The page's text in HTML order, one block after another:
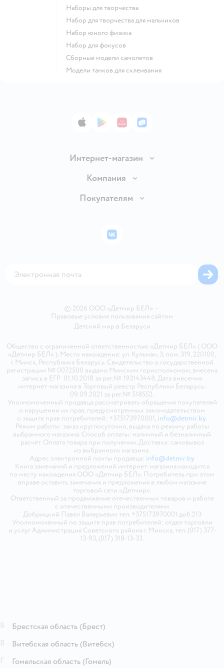
Наборы для творчества
Набор для творчества для мальчиков
Набор юного физика
Набор для фокусов
Сборные модели самолетов
Модели танков для склеивания
App StoreGoogle Play
AppGallery
RuStore
Интернет-магазин
Доставка и оплата
Правила продажи
Политика использования файлов cookie
Компания
Вакансии
Покупателям
Бонусные карты
© 2026 ООО «Детмир БЕЛ» •
Правовые условия пользования сайтом
Детский мир в Беларуси
Общество с ограниченной ответственностью «Детмир БЕЛ» ( ООО
«Детмир БЕЛ» ). Место нахождения: ул. Кульман, 3, пом. 319, 220100,
г. Минск, Республика Беларусь. Свидетельство о государственной
регистрации № 0072500 выдано Минским горисполкомом, внесена
запись в ЕГР 01.10.2018 за рег.№ 193143448. Дата внесения
интернет-магазина в Торговый реестр Республики Беларусь:
09.09.2021 за рег.№ 518552.
Уполномоченный продавца рассматривать обращения покупателей
о нарушении их прав, предусмотренных законодательством
о защите прав потребителей: +375173970001, info@detmir.by.
Режим работы: заказ круглосуточно, выдача по режиму работы
выбранного магазина. Способ оплаты: наличный и безналичный
расчёт. Оплата товара при получении. Доставка: самовывоз
из выбранного магазина.
Адрес электронной почты продавца: info@detmir.by
Книга замечаний и предложений интернет-магазина находится
по месту нахождения ООО «Детмир БЕЛ». Потребитель при этом
вправе оставить замечания и предложения в любом магазине
торговой сети «Детмир».
Ответственный за продвижение отечественных товаров и работе
с отечественными производителями
Добрицкий Павел Валерьевич тел. +375173970001 доб.213
Уполномоченный по защите прав потребителей: отдел торговли
и услуг Администрация Советского района г. Минска, тел. (017) 377-
13-93, (017) 318-13-33.
ВКонтакте
Брестская область (Брест)
Витебская область (Витебск)
Гомельская область (Гомель)